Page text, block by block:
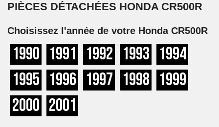
PIÈCES DÉTACHÉES HONDA CR500R
Choisissez l'année de votre Honda CR500R
1990 1991 1992 1993 1994
1995 1996 1997 1998 1999
2000 2001